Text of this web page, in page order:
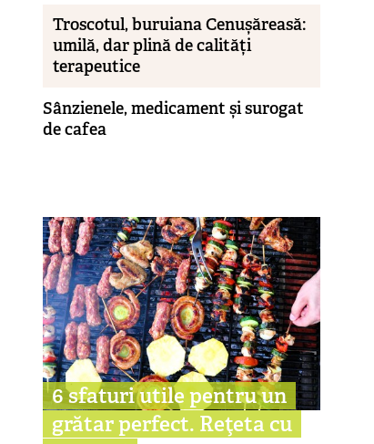
Troscotul, buruiana Cenușăreasă:
umilă, dar plină de calități
terapeutice
Sânzienele, medicament și surogat
de cafea
6 sfaturi utile pentru un
grătar perfect. Reţeta cu